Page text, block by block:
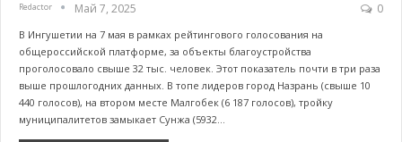
Redactor Май 7, 2025 0
В Ингушетии на 7 мая в рамках рейтингового голосования на
общероссийской платформе, за объекты благоустройства
проголосовало свыше 32 тыс. человек. Этот показатель почти в три раза
выше прошлогодних данных. В топе лидеров город Назрань (свыше 10
440 голосов), на втором месте Малгобек (6 187 голосов), тройку
муниципалитетов замыкает Сунжа (5932…